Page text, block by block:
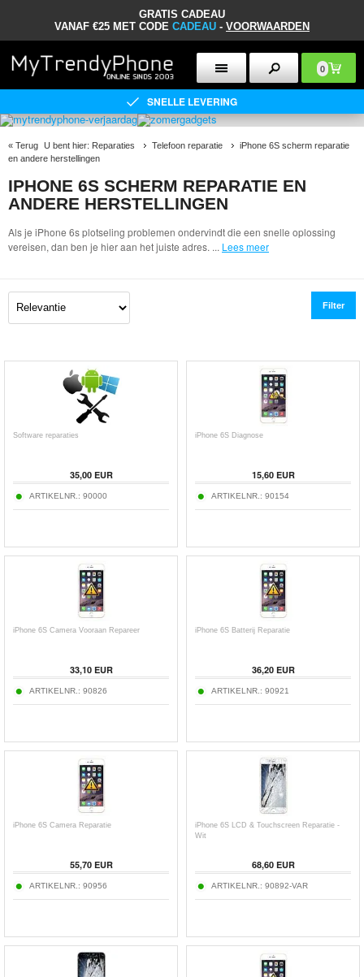
GRATIS CADEAU
VANAF €25 MET CODE CADEAU - VOORWAARDEN
0
SNELLE LEVERING
« Terug U bent hier: Reparaties Telefoon reparatie
iPhone 6S scherm reparatie
en andere herstellingen
IPHONE 6S SCHERM REPARATIE EN
ANDERE HERSTELLINGEN
Als je iPhone 6s plotseling problemen ondervindt die een snelle oplossing
vereisen, dan ben je hier aan het juiste adres. ... Lees meer
Filter
Software reparaties
35,00 EUR
ARTIKELNR.: 90000
iPhone 6S Diagnose
15,60 EUR
ARTIKELNR.: 90154
iPhone 6S Camera Vooraan Repareer
33,10 EUR
ARTIKELNR.: 90826
iPhone 6S Batterij Reparatie
36,20 EUR
ARTIKELNR.: 90921
iPhone 6S Camera Reparatie
55,70 EUR
ARTIKELNR.: 90956
iPhone 6S LCD & Touchscreen Reparatie -
Wit
68,60 EUR
ARTIKELNR.: 90892-VAR